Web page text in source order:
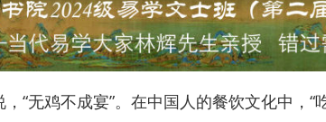
无鸡不成宴”。在中国人的餐饮文化中，“吃